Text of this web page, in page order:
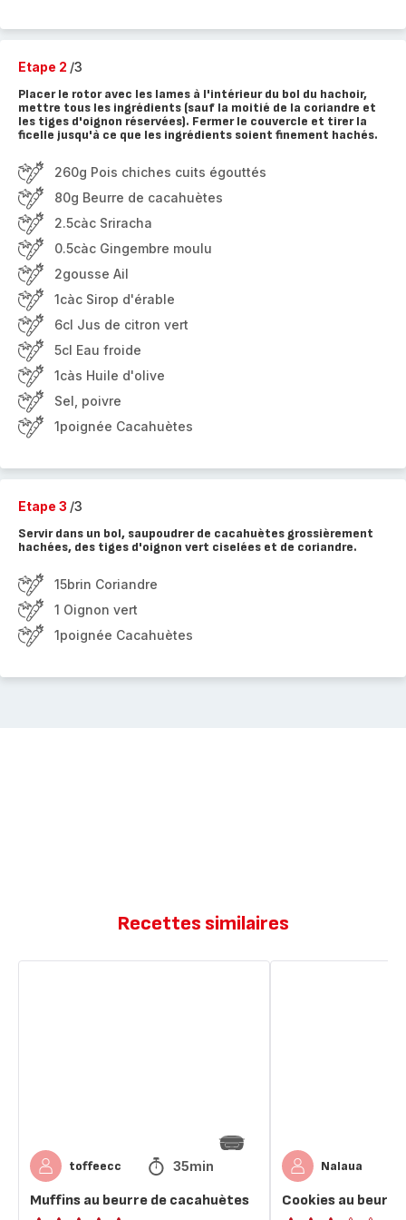
Etape 2 /3
Placer le rotor avec les lames à l'intérieur du bol du hachoir,
mettre tous les ingrédients (sauf la moitié de la coriandre et
les tiges d'oignon réservées). Fermer le couvercle et tirer la
ficelle jusqu'à ce que les ingrédients soient finement hachés.
260g Pois chiches cuits égouttés
80g Beurre de cacahuètes
2.5càc Sriracha
0.5càc Gingembre moulu
2gousse Ail
1càc Sirop d'érable
6cl Jus de citron vert
5cl Eau froide
1càs Huile d'olive
Sel, poivre
1poignée Cacahuètes
Etape 3 /3
Servir dans un bol, saupoudrer de cacahuètes grossièrement
hachées, des tiges d'oignon vert ciselées et de coriandre.
15brin Coriandre
1 Oignon vert
1poignée Cacahuètes
Recettes similaires
toffeecc 35min
Muffins au beurre de cacahuètes
Nalaua
Cookies au